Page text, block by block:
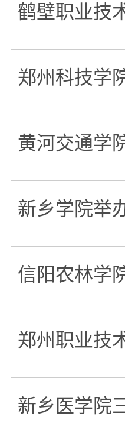
鹤壁职业技
郑州科技学
黄河交通学
新乡学院举
信阳农林学
郑州职业技
新乡医学院